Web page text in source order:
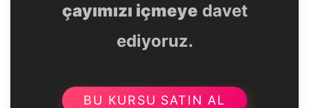
çayımızı içmeye davet
ediyoruz.
BU KURSU SATIN AL